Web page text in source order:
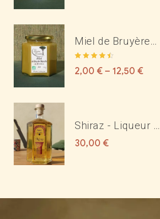
Miel de Bruyère
Blanche Bio des
Corbières ou du
sur 5
2,00 € – 12,50 €
Shiraz - Liqueur de
rose 17°
30,00 €